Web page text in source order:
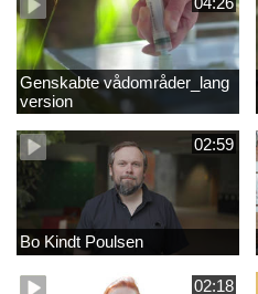
Genskabte vådområder_lang
version
02:59
Bo Kindt Poulsen
02:18